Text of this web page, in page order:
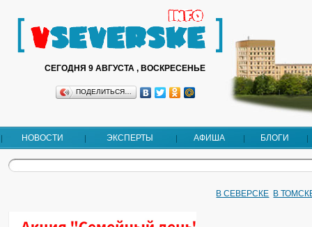
СЕГОДНЯ 9 АВГУСТА , ВОСКРЕСЕНЬЕ
ПОДЕЛИТЬСЯ…
НОВОСТИ ЭКСПЕРТЫ АФИША БЛОГИ
В СЕВЕРСКЕ В